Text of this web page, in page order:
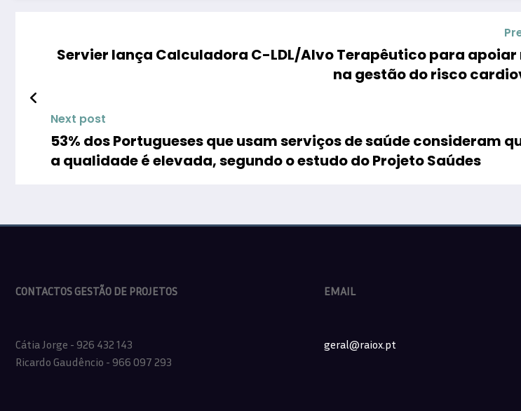
Servier lança Calculadora C-LDL/Alvo Terapêutico para
na gestão do risco
Next post
53% dos Portugueses que usam serviços de saúde consideram
a qualidade é elevada, segundo o estudo do Projeto Saúdes
CONTACTOS GESTÃO DE PROJETOS
Cátia Jorge - 926 432 143
Ricardo Gaudêncio - 966 097 293
EMAIL
geral@raiox.pt